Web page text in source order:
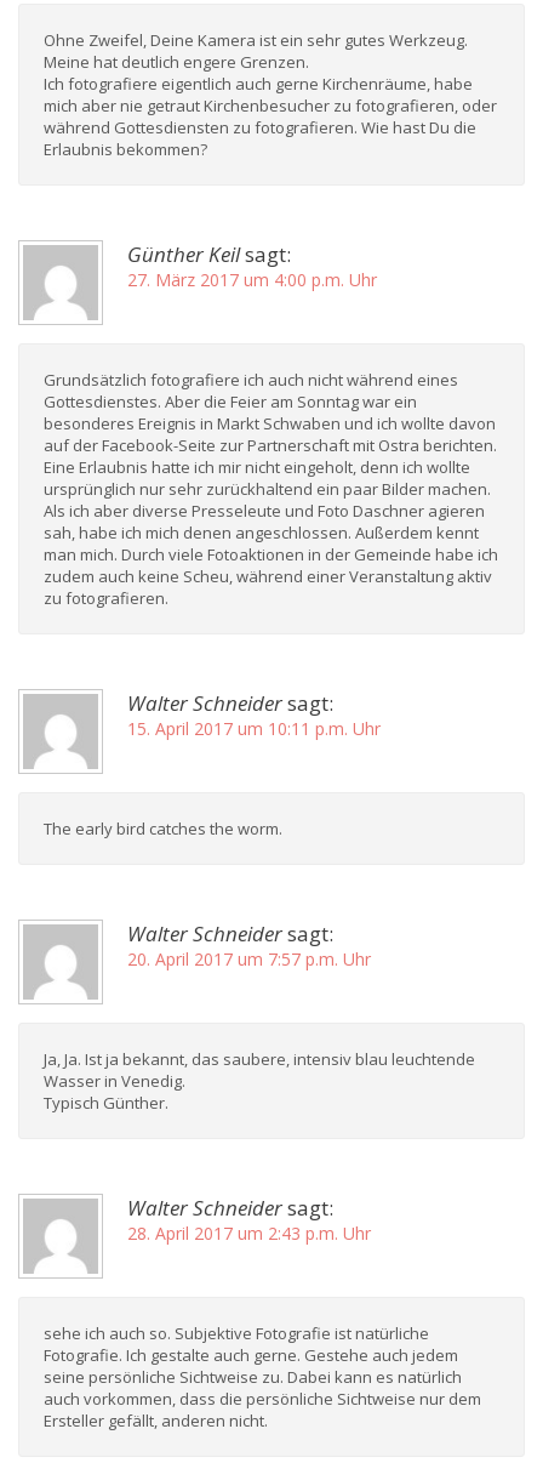
Ohne Zweifel, Deine Kamera ist ein sehr gutes Werkzeug.
Meine hat deutlich engere Grenzen.
Ich fotografiere eigentlich auch gerne Kirchenräume, habe
mich aber nie getraut Kirchenbesucher zu fotografieren, oder
während Gottesdiensten zu fotografieren. Wie hast Du die
Erlaubnis bekommen?
Günther Keilsagt:
27. März 2017 um 4:00 p.m. Uhr
Grundsätzlich fotografiere ich auch nicht während eines
Gottesdienstes. Aber die Feier am Sonntag war ein
besonderes Ereignis in Markt Schwaben und ich wollte davon
auf der Facebook-Seite zur Partnerschaft mit Ostra berichten.
Eine Erlaubnis hatte ich mir nicht eingeholt, denn ich wollte
ursprünglich nur sehr zurückhaltend ein paar Bilder machen.
Als ich aber diverse Presseleute und Foto Daschner agieren
sah, habe ich mich denen angeschlossen. Außerdem kennt
man mich. Durch viele Fotoaktionen in der Gemeinde habe ich
zudem auch keine Scheu, während einer Veranstaltung aktiv
zu fotografieren.
Walter Schneidersagt:
15. April 2017 um 10:11 p.m. Uhr
The early bird catches the worm.
Walter Schneidersagt:
20. April 2017 um 7:57 p.m. Uhr
Ja, Ja. Ist ja bekannt, das saubere, intensiv blau leuchtende
Wasser in Venedig.
Typisch Günther.
Walter Schneidersagt:
28. April 2017 um 2:43 p.m. Uhr
sehe ich auch so. Subjektive Fotografie ist natürliche
Fotografie. Ich gestalte auch gerne. Gestehe auch jedem
seine persönliche Sichtweise zu. Dabei kann es natürlich
auch vorkommen, dass die persönliche Sichtweise nur dem
Ersteller gefällt, anderen nicht.